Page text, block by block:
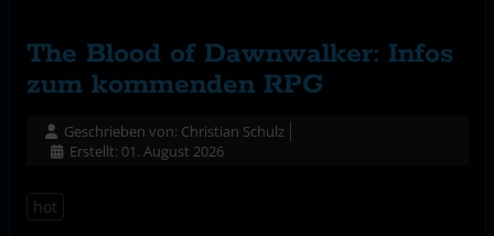
The Blood of Dawnwalker: Infos
zum kommenden RPG
Geschrieben von: Christian Schulz
Erstellt: 01. August 2026
hot